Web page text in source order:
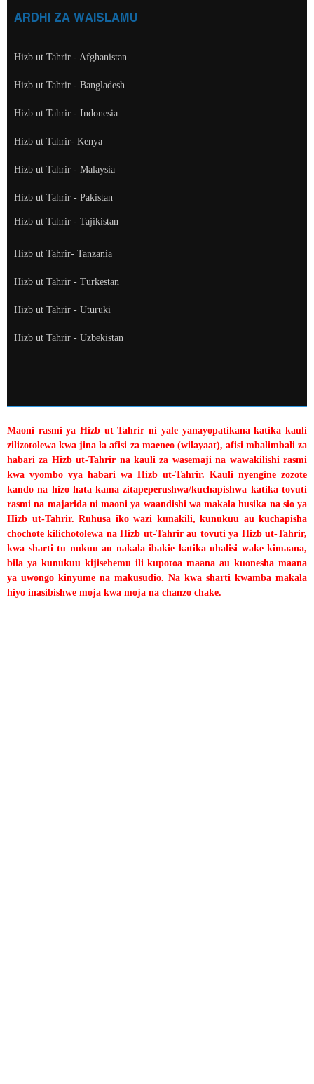
ARDHI ZA WAISLAMU
Hizb ut Tahrir - Afghanistan
Hizb ut Tahrir - Bangladesh
Hizb ut Tahrir - Indonesia
Hizb ut Tahrir- Kenya
Hizb ut Tahrir - Malaysia
Hizb ut Tahrir - Pakistan
Hizb ut Tahrir - Tajikistan
Hizb ut Tahrir- Tanzania
Hizb ut Tahrir - Turkestan
Hizb ut Tahrir - Uturuki
Hizb ut Tahrir - Uzbekistan
Maoni rasmi ya Hizb ut Tahrir ni yale yanayopatikana katika kauli
zilizotolewa kwa jina la afisi za maeneo (wilayaat), afisi mbalimbali za
habari za Hizb ut-Tahrir na kauli za wasemaji na wawakilishi rasmi
kwa vyombo vya habari wa Hizb ut-Tahrir. Kauli nyengine zozote
kando na hizo hata kama zitapeperushwa/kuchapishwa katika tovuti
rasmi na majarida ni maoni ya waandishi wa makala husika na sio ya
Hizb ut-Tahrir. Ruhusa iko wazi kunakili, kunukuu au kuchapisha
chochote kilichotolewa na Hizb ut-Tahrir au tovuti ya Hizb ut-Tahrir,
kwa sharti tu nukuu au nakala ibakie katika uhalisi wake kimaana,
bila ya kunukuu kijisehemu ili kupotoa maana au kuonesha maana
ya uwongo kinyume na makusudio. Na kwa sharti kwamba makala
hiyo inasibishwe moja kwa moja na chanzo chake.